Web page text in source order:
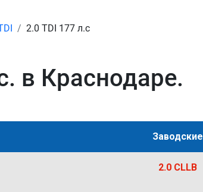
2.0 TDI 177 л.с
в Краснодаре.
Заводские
2.0 CLLB